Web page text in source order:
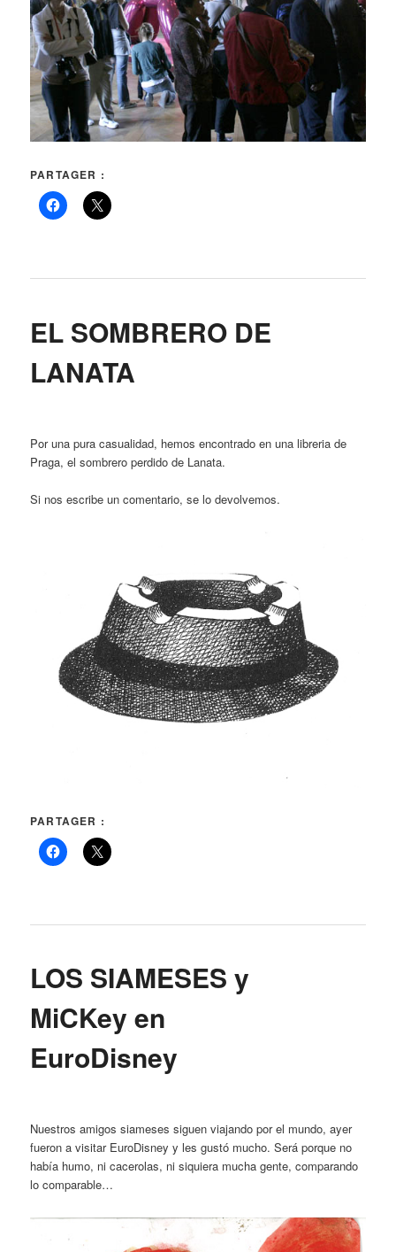
PARTAGER :
EL SOMBRERO DE
LANATA
Por una pura casualidad, hemos encontrado en una libreria de
Praga, el sombrero perdido de Lanata.
Si nos escribe un comentario, se lo devolvemos.
PARTAGER :
LOS SIAMESES y
MiCKey en
EuroDisney
Nuestros amigos siameses siguen viajando por el mundo, ayer
fueron a visitar EuroDisney y les gustó mucho. Será porque no
había humo, ni cacerolas, ni siquiera mucha gente, comparando
lo comparable…